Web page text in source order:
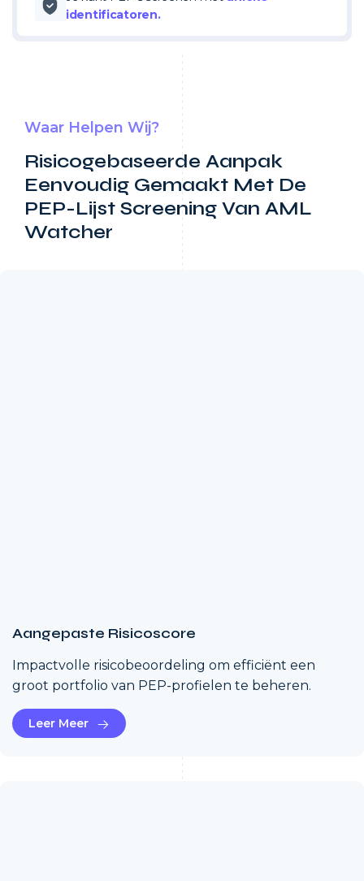
identificatoren.
Waar Helpen Wij?
Risicogebaseerde Aanpak
Eenvoudig Gemaakt Met De
PEP-Lijst Screening Van AML
Watcher
Aangepaste Risicoscore
Impactvolle risicobeoordeling om efficiënt een
groot portfolio van PEP-profielen te beheren.
Leer Meer